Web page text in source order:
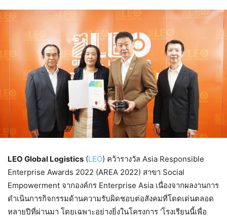
LEO Global Logistics (LEO) คว้ารางวัล Asia Responsible
Enterprise Awards 2022 (AREA 2022) สาขา Social
Empowerment จากองค์กร Enterprise Asia เนื่องจากผลงานการ
ดำเนินการกิจกรรมด้านความรับผิดชอบต่อสังคมที่โดดเด่นตลอด
หลายปีที่ผ่านมา โดยเฉพาะอย่างยิ่งในโครงการ ‘โรงเรียนนี้เพื่อ